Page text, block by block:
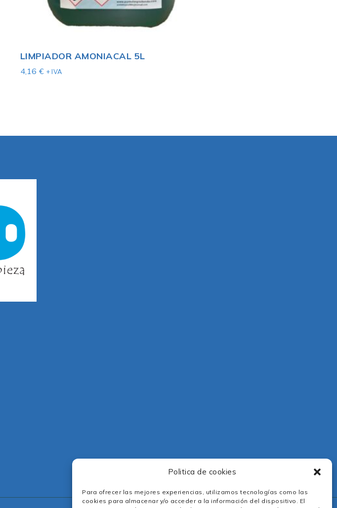
Politica de cookies
Para ofrecer las mejores experiencias, utilizamos tecnologías como las
cookies para almacenar y/o acceder a la información del dispositivo. El
LIMPIADOR AMONIACAL 5L
4,16 € + IVA